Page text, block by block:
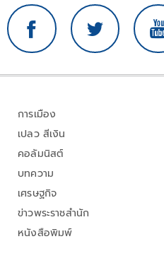
การเมือง
เปลว สีเงิน
คอลัมนิสต์
บทความ
เศรษฐกิจ
ข่าวพระราชสำนัก
หนังสือพิมพ์